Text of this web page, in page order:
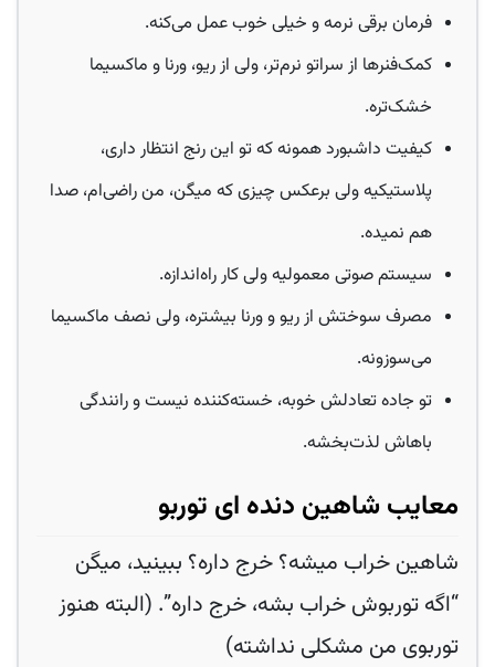
فرمان برقی نرمه و خیلی خوب عمل می‌کنه.
کمک‌فنرها از سراتو نرم‌تر، ولی از ریو، ورنا و ماکسیما
خشک‌تره.
کیفیت داشبورد همونه که تو این رنج انتظار داری،
پلاستیکیه ولی برعکس چیزی که میگن، من راضی‌ام، صدا
هم نمیده.
سیستم صوتی معمولیه ولی کار راه‌اندازه.
مصرف سوختش از ریو و ورنا بیشتره، ولی نصف ماکسیما
می‌سوزونه.
تو جاده تعادلش خوبه، خسته‌کننده نیست و رانندگی
باهاش لذت‌بخشه.
معایب شاهین دنده ای توربو
شاهین خراب میشه؟ خرج داره؟ ببینید، میگن
“اگه توربوش خراب بشه، خرج داره”. (البته هنوز
توربوی من مشکلی نداشته)